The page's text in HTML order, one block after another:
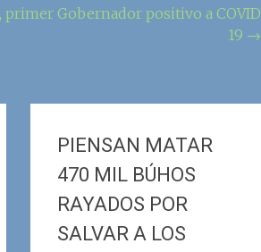
primer Gobernador positivo a COVID
19 →
PIENSAN MATAR
470 MIL BÚHOS
RAYADOS POR
SALVAR A LOS